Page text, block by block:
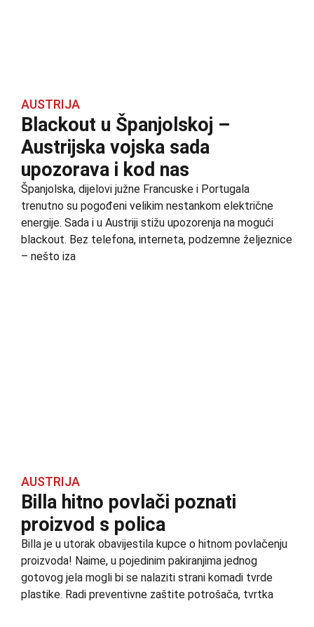
AUSTRIJA
Blackout u Španjolskoj –
Austrijska vojska sada
upozorava i kod nas
Španjolska, dijelovi južne Francuske i Portugala
trenutno su pogođeni velikim nestankom električne
energije. Sada i u Austriji stižu upozorenja na mogući
blackout. Bez telefona, interneta, podzemne željeznice
– nešto iza
AUSTRIJA
Billa hitno povlači poznati
proizvod s polica
Billa je u utorak obavijestila kupce o hitnom povlačenju
proizvoda! Naime, u pojedinim pakiranjima jednog
gotovog jela mogli bi se nalaziti strani komadi tvrde
plastike. Radi preventivne zaštite potrošača, tvrtka